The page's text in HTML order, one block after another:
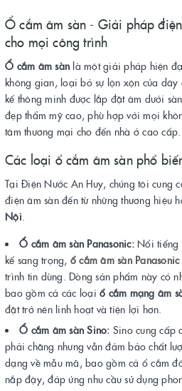
Ổ cắm âm sàn - Giải pháp
cho mọi công trình
Ổ cắm âm sàn là một giải pháp hiện
không gian, loại bỏ sự lộn xộn của
kế thông minh được lắp đặt âm dưới
đẹp thẩm mỹ cao, phù hợp với mọi
tâm thương mại cho đến nhà ở cao cấp.
Các loại ổ cắm âm sàn phổ
Tại Điện Nước An Huy, chúng tôi cung
điện âm sàn đến từ những thương hiệu
Nội.
Ổ cắm âm sàn Panasonic:Nổi tiếng
kế sang trọng, ổ cắm âm sàn Panasonic
trình tin dùng. Dòng sản phẩm này có
bao gồm cả các loại ổ cắm mạng âm
đặt trở nên linh hoạt và tiện lợi hơn.
Ổ cắm âm sàn Sino: Sino cung cấp
phải chăng nhưng vẫn đảm bảo chất
dạng về mẫu mã, bao gồm cả ổ cắm
nắp đậy, đáp ứng nhu cầu sử dụng